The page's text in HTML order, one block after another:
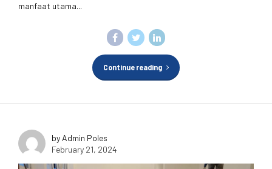
manfaat utama...
Continue reading
by Admin Poles
February 21, 2024